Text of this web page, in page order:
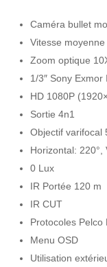
analogique
bullet
Caméra bullet
Vitesse moyenne
Zoom optique
1/3″ Sony Exmor
HD 1080P
Sortie 4n1
Objectif varifocal
Horizontal: 220°,
0 Lux
IR Portée 120 m
IR CUT
Protocoles Pelco
Menu OSD
Utilisation